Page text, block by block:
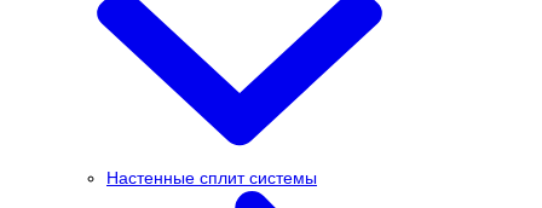
Настенные сплит системы